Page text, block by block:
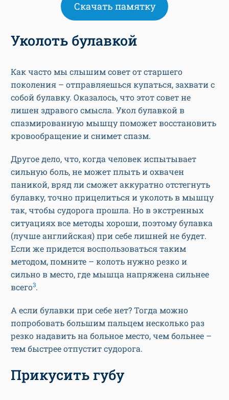
Скачать памятку
Уколоть булавкой
Как часто мы слышим совет от старшего
поколения – отправляешься купаться, захвати с
собой булавку. Оказалось, что этот совет не
лишен здравого смысла. Укол булавкой в
спазмированную мышцу поможет восстановить
кровообращение и снимет спазм.
Другое дело, что, когда человек испытывает
сильную боль, не может плыть и охвачен
паникой, вряд ли сможет аккуратно отстегнуть
булавку, точно прицелиться и уколоть в мышцу
так, чтобы судорога прошла. Но в экстренных
ситуациях все методы хороши, поэтому булавка
(лучше английская) при себе лишней не будет.
Если же придется воспользоваться таким
методом, помните – колоть нужно резко и
сильно в место, где мышца напряжена сильнее
всего3.
А если булавки при себе нет? Тогда можно
попробовать большим пальцем несколько раз
резко надавить на больное место, чем больнее –
тем быстрее отпустит судорога.
Прикусить губу